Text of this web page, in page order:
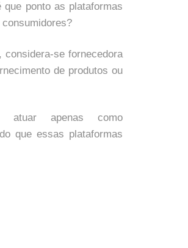
ponto as plataformas
se fornecedora
de produtos ou
atuar apenas como
que essas plataformas